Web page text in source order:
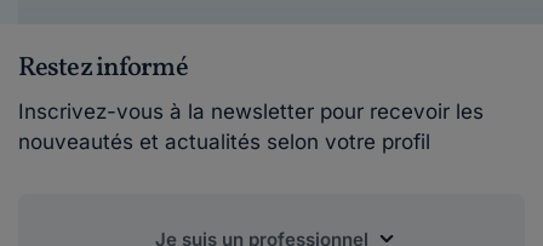
Restez informé
Inscrivez-vous à la newsletter pour recevoir les
nouveautés et actualités selon votre profil